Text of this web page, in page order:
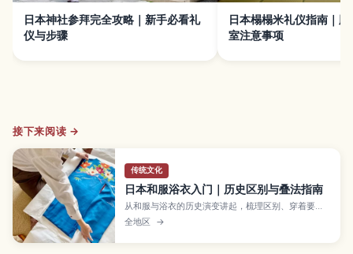
日本神社参拜完全攻略｜新手必看礼
仪与步骤
日本榻榻米礼仪指南｜
室注意事项
接下来阅读 →
传统文化
日本和服浴衣入门｜历史区别与叠法指南
从和服与浴衣的历史演变讲起，梳理区别、穿着要
点、叠放技巧、配饰选择与收纳保养方法，带你系统
了解日本传统和装。
全地区 →